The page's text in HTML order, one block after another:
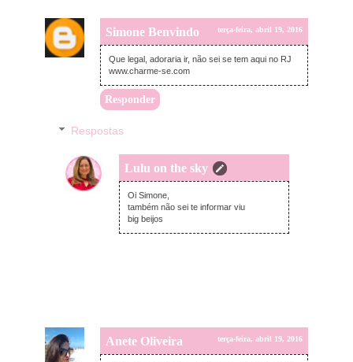
Simone Benvindo terça-feira, abril 19, 2016
Que legal, adoraria ir, não sei se tem aqui no RJ
www.charme-se.com
Responder
Respostas
Lulu on the sky
terça-feira, abril 19, 2016
Oi Simone,
também não sei te informar viu
big beijos
Anete Oliveira terça-feira, abril 19, 2016